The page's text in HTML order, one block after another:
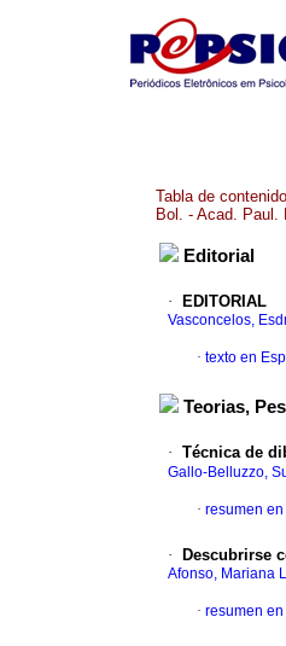
Tabla de contenido
Bol. - Acad. Paul.
Editorial
· EDITORIAL
Vasconcelos,
· texto en
Teorias,
· Técnica de
Gallo-Belluzzo,
· resumen en
· Descubrirse
Afonso, Mariana
· resumen en